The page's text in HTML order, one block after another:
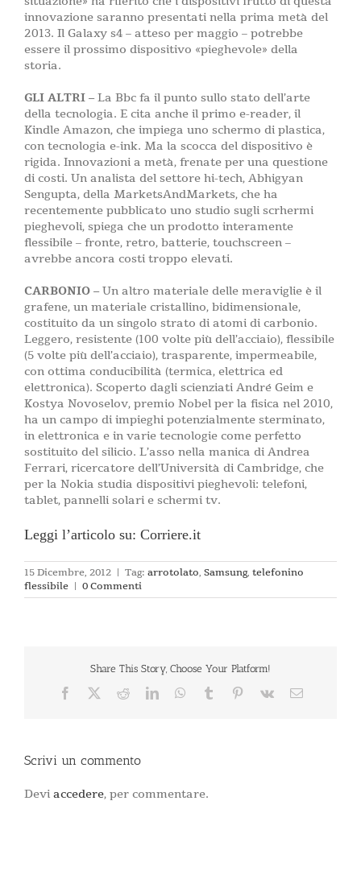
innovazione saranno presentati nella prima metà del
2013. Il Galaxy s4 – atteso per maggio – potrebbe
essere il prossimo dispositivo «pieghevole» della
storia.
GLI ALTRI –La Bbc fa il punto sullo stato dell’arte
della tecnologia. E cita anche il primo e-reader, il
Kindle Amazon, che impiega uno schermo di plastica,
con tecnologia e-ink. Ma la scocca del dispositivo è
rigida. Innovazioni a metà, frenate per una questione
di costi. Un analista del settore hi-tech, Abhigyan
Sengupta, della MarketsAndMarkets, che ha
recentemente pubblicato uno studio sugli scrhermi
pieghevoli, spiega che un prodotto interamente
flessibile – fronte, retro, batterie, touchscreen –
avrebbe ancora costi troppo elevati.
CARBONIO –Un altro materiale delle meraviglie è il
grafene, un materiale cristallino, bidimensionale,
costituito da un singolo strato di atomi di carbonio.
Leggero, resistente (100 volte più dell’acciaio), flessibile
(5 volte più dell’acciaio), trasparente, impermeabile,
con ottima conducibilità (termica, elettrica ed
elettronica). Scoperto dagli scienziati André Geim e
Kostya Novoselov, premio Nobel per la fisica nel 2010,
ha un campo di impieghi potenzialmente sterminato,
in elettronica e in varie tecnologie come perfetto
sostituito del silicio. L’asso nella manica di Andrea
Ferrari, ricercatore dell’Università di Cambridge, che
per la Nokia studia dispositivi pieghevoli: telefoni,
tablet, pannelli solari e schermi tv.
Leggi l’articolo su: Corriere.it
15 Dicembre, 2012 | Tag: arrotolato, Samsung, telefonino
flessibile | 0 Commenti
Share This Story, Choose Your Platform!
Facebook RedditLinkedInWhatsApp
Tumblr Pinterest
Vk Email
Scrivi un commento
Devi accedere, per commentare.